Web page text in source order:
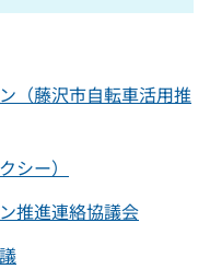
（藤沢市自転車活用推
シー）
推進連絡協議会